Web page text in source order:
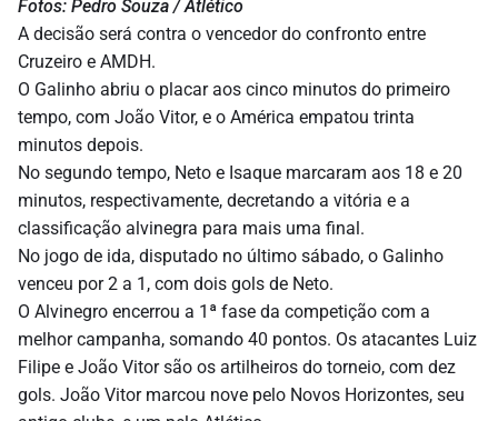
Fotos: Pedro Souza / Atlético
A decisão será contra o vencedor do confronto entre
Cruzeiro e AMDH.
O Galinho abriu o placar aos cinco minutos do primeiro
tempo, com João Vitor, e o América empatou trinta
minutos depois.
No segundo tempo, Neto e Isaque marcaram aos 18 e 20
minutos, respectivamente, decretando a vitória e a
classificação alvinegra para mais uma final.
No jogo de ida, disputado no último sábado, o Galinho
venceu por 2 a 1, com dois gols de Neto.
O Alvinegro encerrou a 1ª fase da competição com a
melhor campanha, somando 40 pontos. Os atacantes Luiz
Filipe e João Vitor são os artilheiros do torneio, com dez
gols. João Vitor marcou nove pelo Novos Horizontes, seu